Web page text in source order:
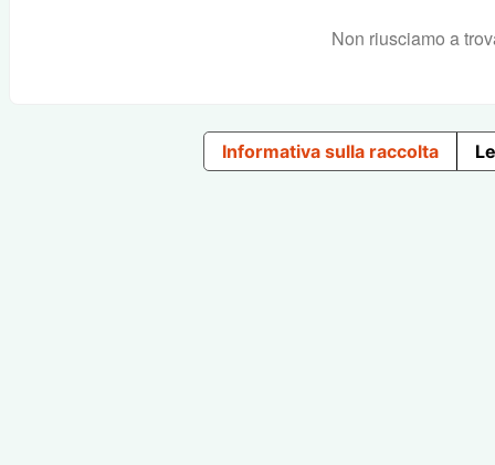
Non riusciamo a
Informativa sulla raccolta